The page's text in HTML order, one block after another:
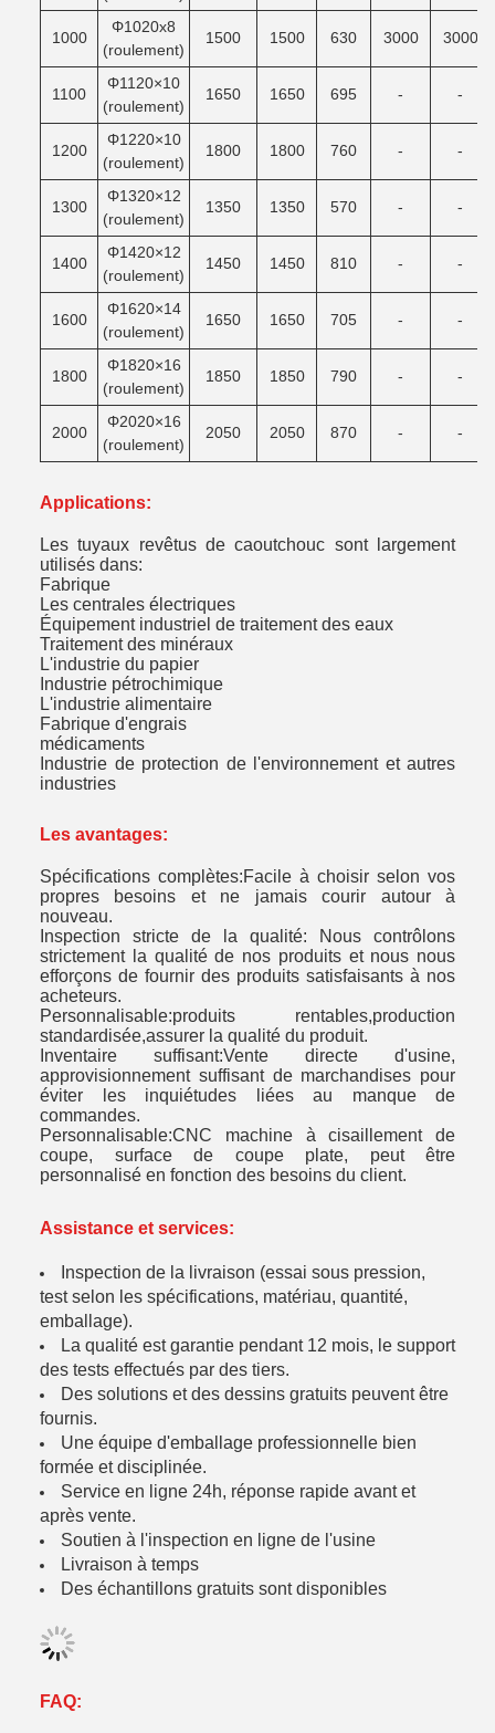
1000
Φ1020x8
(roulement)
1500 1500 630 3000 3000
1100
Φ1120×10
(roulement)
1650 1650 695 - -
1200
Φ1220×10
(roulement)
1800 1800 760 - -
1300
Φ1320×12
(roulement)
1350 1350 570 - -
1400
Φ1420×12
(roulement)
1450 1450 810 - -
1600
Φ1620×14
(roulement)
1650 1650 705 - -
1800
Φ1820×16
(roulement)
1850 1850 790 - -
2000
Φ2020×16
(roulement)
2050 2050 870 - -
Applications:
Les tuyaux revêtus de caoutchouc sont largement
utilisés dans:
Fabrique
Les centrales électriques
Équipement industriel de traitement des eaux
Traitement des minéraux
L'industrie du papier
Industrie pétrochimique
L'industrie alimentaire
Fabrique d'engrais
médicaments
Industrie de protection de l'environnement et autres
industries
Les avantages:
Spécifications complètes:Facile à choisir selon vos
propres besoins et ne jamais courir autour à
nouveau.
Inspection stricte de la qualité: Nous contrôlons
strictement la qualité de nos produits et nous nous
efforçons de fournir des produits satisfaisants à nos
acheteurs.
Personnalisable:produits rentables,production
standardisée,assurer la qualité du produit.
Inventaire suffisant:Vente directe d'usine,
approvisionnement suffisant de marchandises pour
éviter les inquiétudes liées au manque de
commandes.
Personnalisable:CNC machine à cisaillement de
coupe, surface de coupe plate, peut être
personnalisé en fonction des besoins du client.
Assistance et services:
Inspection de la livraison (essai sous pression,
test selon les spécifications, matériau, quantité,
emballage).
La qualité est garantie pendant 12 mois, le support
des tests effectués par des tiers.
Des solutions et des dessins gratuits peuvent être
fournis.
Une équipe d'emballage professionnelle bien
formée et disciplinée.
Service en ligne 24h, réponse rapide avant et
après vente.
Soutien à l'inspection en ligne de l'usine
Livraison à temps
Des échantillons gratuits sont disponibles
FAQ: